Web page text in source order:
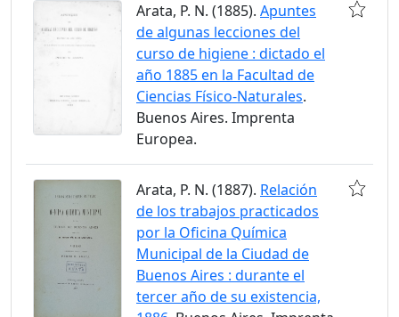
Arata, P. N. (1885). Apuntes
de algunas lecciones del
curso de higiene : dictado el
año 1885 en la Facultad de
Ciencias Físico-Naturales.
Buenos Aires. Imprenta
Europea.
Arata, P. N. (1887). Relación
de los trabajos practicados
por la Oficina Química
Municipal de la Ciudad de
Buenos Aires : durante el
tercer año de su existencia,